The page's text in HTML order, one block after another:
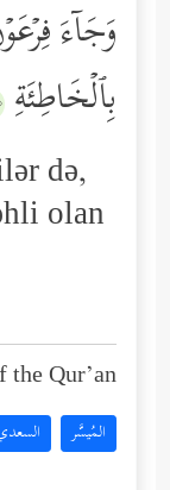
وَجَاۤءَ
بِٱلۡخَاطِئَةِ
də,
olan
Qur’an:
المُيسَّر